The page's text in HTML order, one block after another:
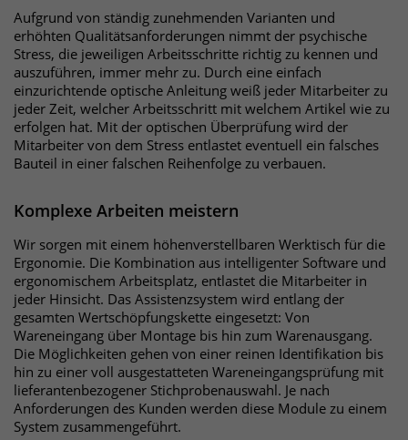
Aufgrund von ständig zunehmenden Varianten und
erhöhten Qualitätsanforderungen nimmt der psychische
Stress, die jeweiligen Arbeitsschritte richtig zu kennen und
auszuführen, immer mehr zu. Durch eine einfach
einzurichtende optische Anleitung weiß jeder Mitarbeiter zu
jeder Zeit, welcher Arbeitsschritt mit welchem Artikel wie zu
erfolgen hat. Mit der optischen Überprüfung wird der
Mitarbeiter von dem Stress entlastet eventuell ein falsches
Bauteil in einer falschen Reihenfolge zu verbauen.
Komplexe Arbeiten meistern
Wir sorgen mit einem höhenverstellbaren Werktisch für die
Ergonomie. Die Kombination aus intelligenter Software und
ergonomischem Arbeitsplatz, entlastet die Mitarbeiter in
jeder Hinsicht. Das Assistenzsystem wird entlang der
gesamten Wertschöpfungskette eingesetzt: Von
Wareneingang über Montage bis hin zum Warenausgang.
Die Möglichkeiten gehen von einer reinen Identifikation bis
hin zu einer voll ausgestatteten Wareneingangsprüfung mit
lieferantenbezogener Stichprobenauswahl. Je nach
Anforderungen des Kunden werden diese Module zu einem
System zusammengeführt.
Informationen anonym und weisen
eine randoly generierte Nummer zu,
um eindeutige Besucher zu
identifizieren. Die Daten werde lokal
auf unserem Server gespeichert und
sind damit externen Unternehmen
unzugänglich.
Laufzeit 30 Minuten
Zweck
Das Cookie wird genutzt um temporär
Session Daten zu speichern
Name _pk_cvar